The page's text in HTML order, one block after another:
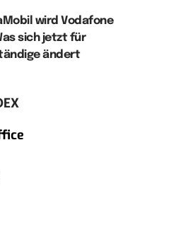
wird Vodafone
sich jetzt für
ändert